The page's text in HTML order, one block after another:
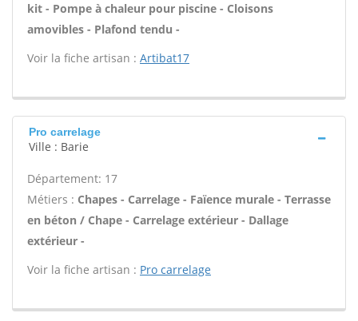
kit - Pompe à chaleur pour piscine - Cloisons
amovibles - Plafond tendu -
Voir la fiche artisan : Artibat17
Pro carrelage
Ville : Barie
Département: 17
Métiers : Chapes - Carrelage - Faïence murale - Terrasse
en béton / Chape - Carrelage extérieur - Dallage
extérieur -
Voir la fiche artisan : Pro carrelage